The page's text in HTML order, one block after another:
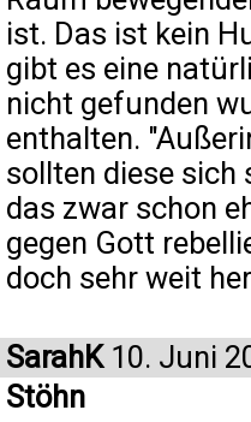
ist. Das ist kein
gibt es eine
nicht gefunden
enthalten.
sollten diese sich
das zwar schon
gegen Gott
doch sehr weit
SarahK10. Juni
Stöhn